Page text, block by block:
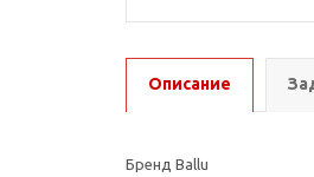
Описание
Бренд Ballu